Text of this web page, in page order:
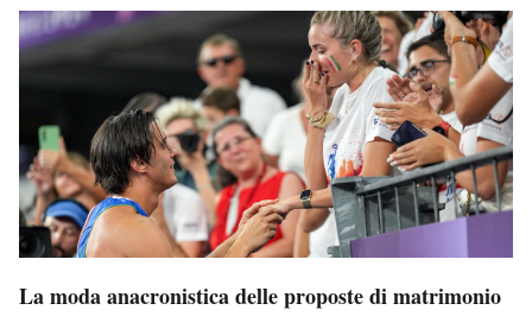
La moda anacronistica delle proposte di matrimonio